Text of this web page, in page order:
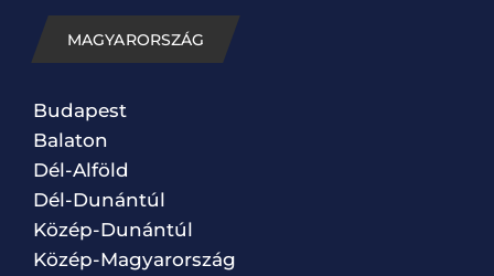
MAGYARORSZÁG
Budapest
Balaton
Dél-Alföld
Dél-Dunántúl
Közép-Dunántúl
Közép-Magyarország